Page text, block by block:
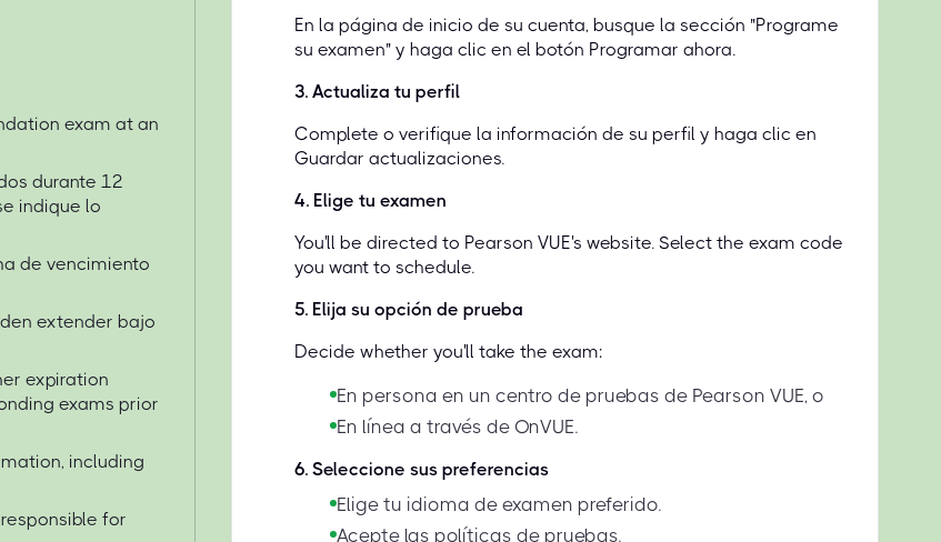
exam at an
durante 12
indique lo
de vencimiento
extender bajo
expiration
exams prior
including
for
En la página de inicio de su cuenta, busque la sección "Programe
su examen" y haga clic en el botón Programar ahora.
3. Actualiza tu perfil
Complete o verifique la información de su perfil y haga clic en
Guardar actualizaciones.
4. Elige tu examen
You'll be directed to Pearson VUE's website. Select the exam code
you want to schedule.
5. Elija su opción de prueba
Decide whether you'll take the exam:
En persona en un centro de pruebas de Pearson VUE, o
En línea a través de OnVUE.
6. Seleccione sus preferencias
Elige tu idioma de examen preferido.
Acepte las políticas de pruebas.